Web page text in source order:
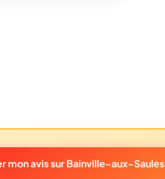
mon avis sur Bainville-aux-Saules